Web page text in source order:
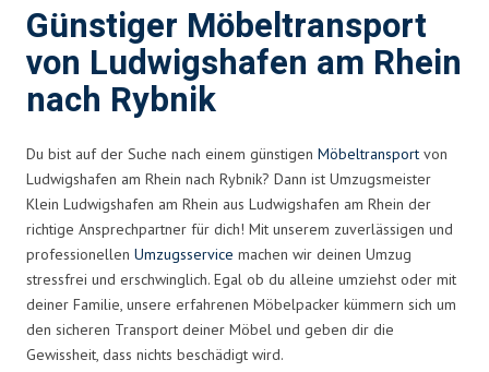
Günstiger Möbeltransport
von Ludwigshafen am Rhein
nach Rybnik
Du bist auf der Suche nach einem günstigen Möbeltransport von
Ludwigshafen am Rhein nach Rybnik? Dann ist Umzugsmeister
Klein Ludwigshafen am Rhein aus Ludwigshafen am Rhein der
richtige Ansprechpartner für dich! Mit unserem zuverlässigen und
professionellen Umzugsservice machen wir deinen Umzug
stressfrei und erschwinglich. Egal ob du alleine umziehst oder mit
deiner Familie, unsere erfahrenen Möbelpacker kümmern sich um
den sicheren Transport deiner Möbel und geben dir die
Gewissheit, dass nichts beschädigt wird.